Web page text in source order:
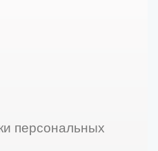
персональных